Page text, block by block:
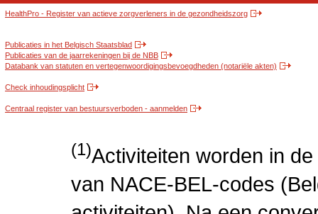
HealthPro - Register van actieve zorgverleners in de gezondheidszorg
Publicaties in het Belgisch Staatsblad
Publicaties van de jaarrekeningen bij de NBB
Databank van statuten en vertegenwoordigingsbevoegdheden (notariële akten)
Check inhoudingsplicht
Centraal register van bestuursverboden - aanmelden
(1)Activiteiten worden in
van NACE-BEL-codes